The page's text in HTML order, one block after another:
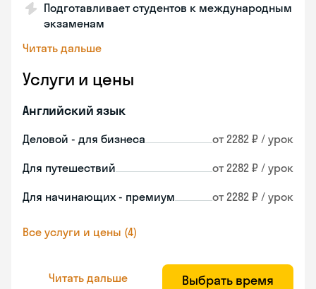
Подготавливает студентов к международным
экзаменам
Читать дальше
Услуги и цены
Английский язык
Деловой - для бизнеса от 2282 ₽ / урок
Для путешествий от 2282 ₽ / урок
Для начинающих - премиум от 2282 ₽ / урок
Все услуги и цены (4)
Читать дальше Выбрать время